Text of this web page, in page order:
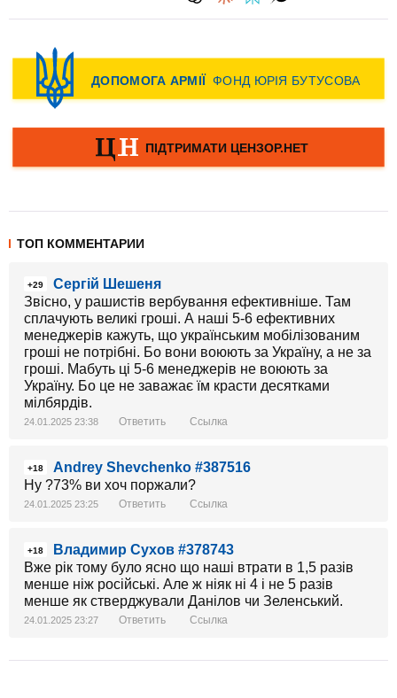
ТОП КОММЕНТАРИИ
+29
Сергій Шешеня
Звісно, у рашистів вербування ефективніше. Там
сплачують великі гроші. А наші 5-6 ефективних
менеджерів кажуть, що українським мобілізованим
гроші не потрібні. Бо вони воюють за Україну, а не за
гроші. Мабуть ці 5-6 менеджерів не воюють за
Україну. Бо це не заважає їм красти десятками
мілбярдів.
24.01.2025 23:38 Ответить Ссылка
+18
Andrey Shevchenko #387516
Ну ?73% ви хоч поржали?
24.01.2025 23:25 Ответить Ссылка
+18
Владимир Сухов #378743
Вже рік тому було ясно що наші втрати в 1,5 разів
менше ніж російські. Але ж ніяк ні 4 і не 5 разів
менше як стверджували Данілов чи Зеленський.
24.01.2025 23:27 Ответить Ссылка